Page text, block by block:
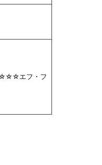
エフ・フ